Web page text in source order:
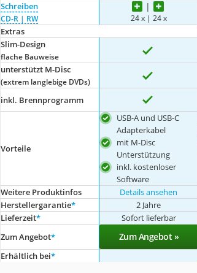
Schreiben
CD-R | RW 24 x | 24 x
Extras
Slim-Design
flache Bauweise
unterstützt M-Disc
(extrem langlebige DVDs)
inkl. Brennprogramm
Vorteile
USB-A und USB-C
Adapterkabel
mit M-Disc
Unterstützung
inkl. kostenloser
Software
Weitere Produktinfos Details ansehen
Herstellergarantie* 2 Jahre
Lieferzeit* Sofort lieferbar
Zum Angebot* Zum Angebot »
Erhältlich bei*